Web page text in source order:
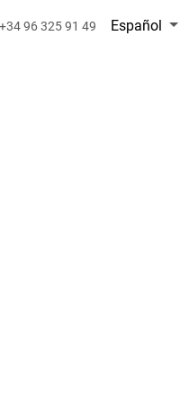
+34 96 325 91 49 Español